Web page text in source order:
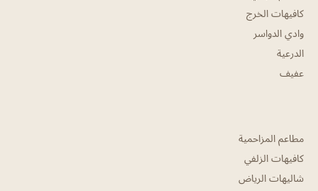
كافيهات الخرج
وادي الدواسر
الدرعية
عفيف
مطاعم المزاحمية
كافيهات الزلفي
شاليهات الرياض